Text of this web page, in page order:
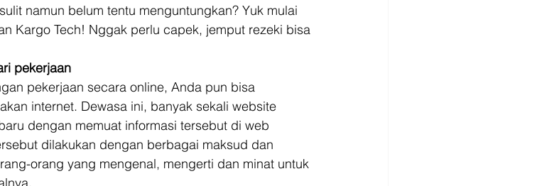
namun belum tentu menguntungkan? Yuk mulai
Kargo Tech! Nggak perlu capek, jemput rezeki bisa
pekerjaan
pekerjaan secara online, Anda pun bisa
internet. Dewasa ini, banyak sekali website
dengan memuat informasi tersebut di web
dilakukan dengan berbagai maksud dan
orang yang mengenal, mengerti dan minat untuk